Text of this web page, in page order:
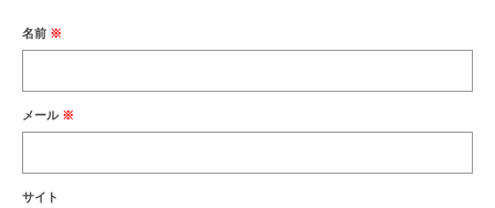
名前 ※
メール ※
サイト